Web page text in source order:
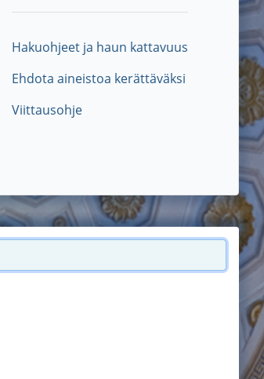
Hakuohjeet ja haun kattavuus
Ehdota aineistoa kerättäväksi
Viittausohje